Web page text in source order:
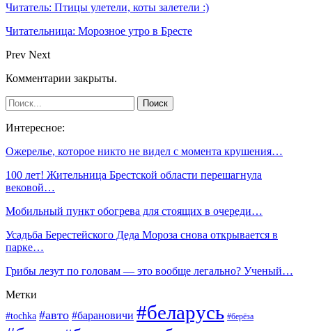
Читатель: Птицы улетели, коты залетели :)
Читательница: Морозное утро в Бресте
Prev Next
Комментарии закрыты.
Интересное:
Ожерелье, которое никто не видел с момента крушения…
100 лет! Жительница Брестской области перешагнула
вековой…
Мобильный пункт обогрева для стоящих в очереди…
Усадьба Берестейского Деда Мороза снова открывается в
парке…
Грибы лезут по головам — это вообще легально? Ученый…
Метки
#tochka #авто #барановичи #беларусь #берёза